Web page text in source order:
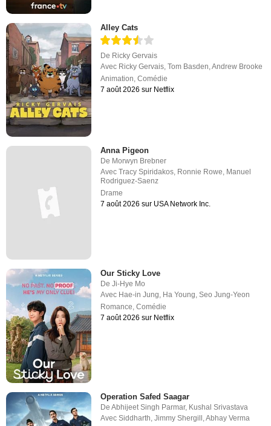
Alley Cats
De Ricky Gervais
Avec Ricky Gervais,Tom Basden,Andrew Brooke
Animation,Comédie
7 août 2026 sur Netflix
Anna Pigeon
De Morwyn Brebner
AvecTracy Spiridakos, Ronnie Rowe, Manuel
Rodriguez-Saenz
Drame
7 août 2026 sur USA Network Inc.
Our Sticky Love
DeJi-Hye Mo
Avec Hae-in Jung, Ha Young,Seo Jung-Yeon
Romance,Comédie
7 août 2026 sur Netflix
Operation Safed Saagar
DeAbhijeet Singh Parmar, Kushal Srivastava
AvecSiddharth ,Jimmy Shergill ,Abhay Verma